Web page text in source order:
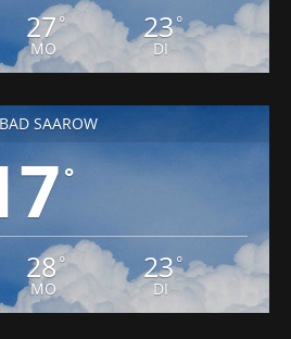
27°
MO
23°
DI
BAD SAAROW
°
28°
MO
23°
DI